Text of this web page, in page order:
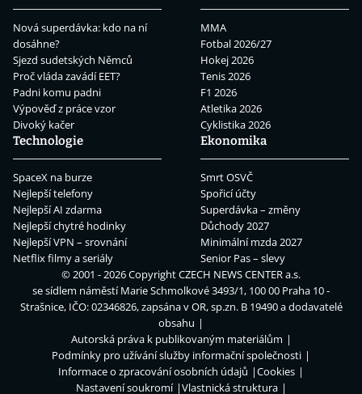
Nová superdávka: kdo na ní
dosáhne?
Sjezd sudetských Němců
Proč vláda zavádí EET?
Padni komu padni
Výpověď z práce vzor
Divoký kačer
MMA
Fotbal 2026/27
Hokej 2026
Tenis 2026
F1 2026
Atletika 2026
Cyklistika 2026
Technologie
SpaceX na burze
Nejlepší telefony
Nejlepší AI zdarma
Nejlepší chytré hodinky
Nejlepší VPN – srovnání
Netflix filmy a seriály
Ekonomika
Smrt OSVČ
Spořicí účty
Superdávka – změny
Důchody 2027
Minimální mzda 2027
Senior Pas – slevy
© 2001 - 2026 CopyrightCZECH NEWS CENTER a.s.
se sídlem náměstí Marie Schmolkové 3493/1, 100 00 Praha 10 -
Strašnice, IČO: 02346826, zapsána v OR, sp.zn. B 19490 a dodavatelé
obsahu
Autorská práva k publikovaným materiálům
Podmínky pro užívání služby informační společnosti
Informace o zpracování osobních údajů
Cookies
Nastavení soukromí
Vlastnická struktura